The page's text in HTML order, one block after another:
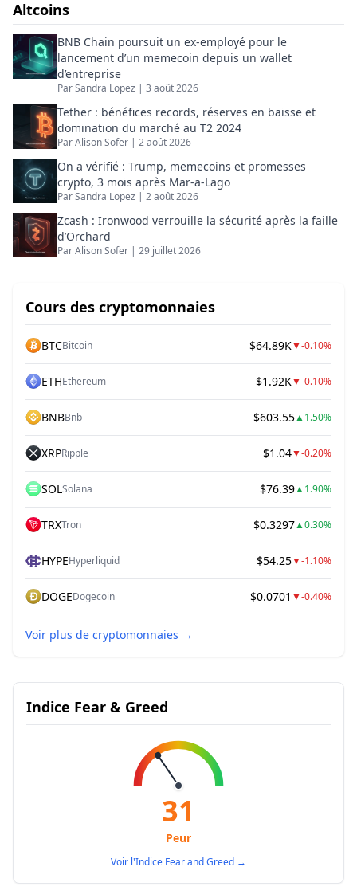
à l'analyse de l'actualité crypto et tech avec une
approche factuelle, orientée usages et impact
business.
Altcoins
BNB Chain poursuit un ex-employé pour le
lancement d’un memecoin depuis un wallet
d’entreprise
ParSandra Lopez | 3 août 2026
Tether : bénéfices records, réserves en baisse et
domination du marché au T2 2024
ParAlison Sofer | 2 août 2026
On a vérifié : Trump, memecoins et promesses
crypto, 3 mois après Mar-a-Lago
ParSandra Lopez | 2 août 2026
Zcash : Ironwood verrouille la sécurité après la faille
d’Orchard
ParAlison Sofer | 29 juillet 2026
Cours des cryptomonnaies
BTCBitcoin $64.89K▼-0.10%
ETHEthereum $1.92K▼-0.10%
BNBBnb $603.55▲1.50%
XRPRipple $1.04▼-0.20%
SOLSolana $76.39▲1.90%
TRXTron $0.3297▲0.30%
HYPEHyperliquid $54.25▼-1.10%
DOGEDogecoin $0.0701 ▼-0.40%
Voir plus de cryptomonnaies →
Indice Fear & Greed
31
Peur
Voir l'Indice Fear and Greed →